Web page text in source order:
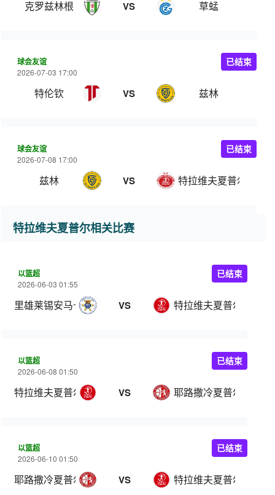
克罗兹林根 VS 草蜢
球会友谊
2026-07-03 17:00
特伦钦 VS 兹林
已结束
球会友谊
2026-07-08 17:00
兹林 VS 特拉维夫夏普尔
已结束
特拉维夫夏普尔相关比赛
以篮超
2026-06-03 01:55
里雄莱锡安马卡比 VS 特拉维夫夏普尔
已结束
以篮超
2026-06-08 01:50
特拉维夫夏普尔 VS 耶路撒冷夏普尔
已结束
以篮超
2026-06-10 01:50
耶路撒冷夏普尔 VS 特拉维夫夏普尔
已结束